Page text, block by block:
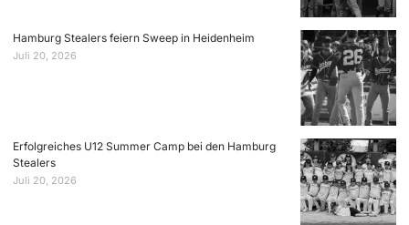
Hamburg Stealers feiern Sweep in Heidenheim
Juli 20, 2026
Erfolgreiches U12 Summer Camp bei den Hamburg
Stealers
Juli 20, 2026